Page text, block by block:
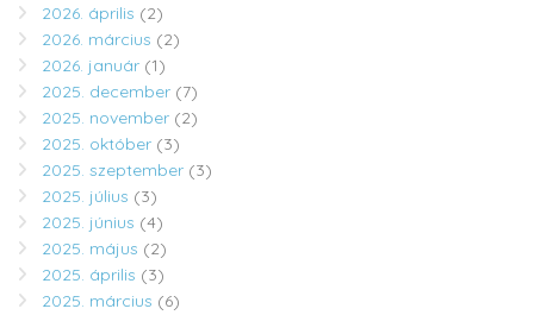
2026. április (2)
2026. március (2)
2026. január (1)
2025. december (7)
2025. november (2)
2025. október (3)
2025. szeptember (3)
2025. július (3)
2025. június (4)
2025. május (2)
2025. április (3)
2025. március (6)